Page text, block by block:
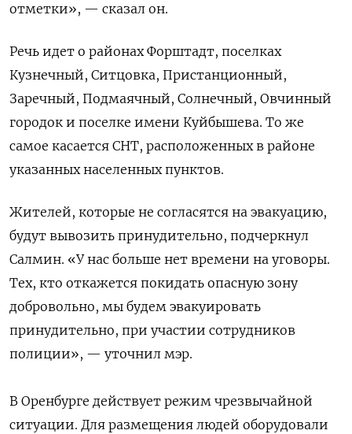
отметки», — сказал он.
Речь идет о районах Форштадт, поселках
Кузнечный, Ситцовка, Пристанционный,
Заречный, Подмаячный, Солнечный, Овчинный
городок и поселке имени Куйбышева. То же
самое касается СНТ, расположенных в районе
указанных населенных пунктов.
Жителей, которые не согласятся на эвакуацию,
будут вывозить принудительно, подчеркнул
Салмин. «У нас больше нет времени на уговоры.
Тех, кто откажется покидать опасную зону
добровольно, мы будем эвакуировать
принудительно, при участии сотрудников
полиции», — уточнил мэр.
В Оренбурге действует режим чрезвычайной
ситуации. Для размещения людей оборудовали